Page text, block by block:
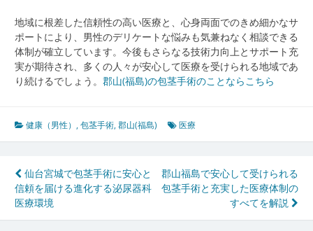
地域に根差した信頼性の高い医療と、心身両面でのきめ細かなサ
ポートにより、男性のデリケートな悩みも気兼ねなく相談できる
体制が確立しています。今後もさらなる技術力向上とサポート充
実が期待され、多くの人々が安心して医療を受けられる地域であ
り続けるでしょう。 郡山(福島)の包茎手術のことならこちら
健康（男性） ,包茎手術,郡山(福島) 医療
投
稿
ナ
仙台宮城で包茎手術に安心と
信頼を届ける進化する泌尿器科
医療環境
郡山福島で安心して受けられる
包茎手術と充実した医療体制の
すべてを解説